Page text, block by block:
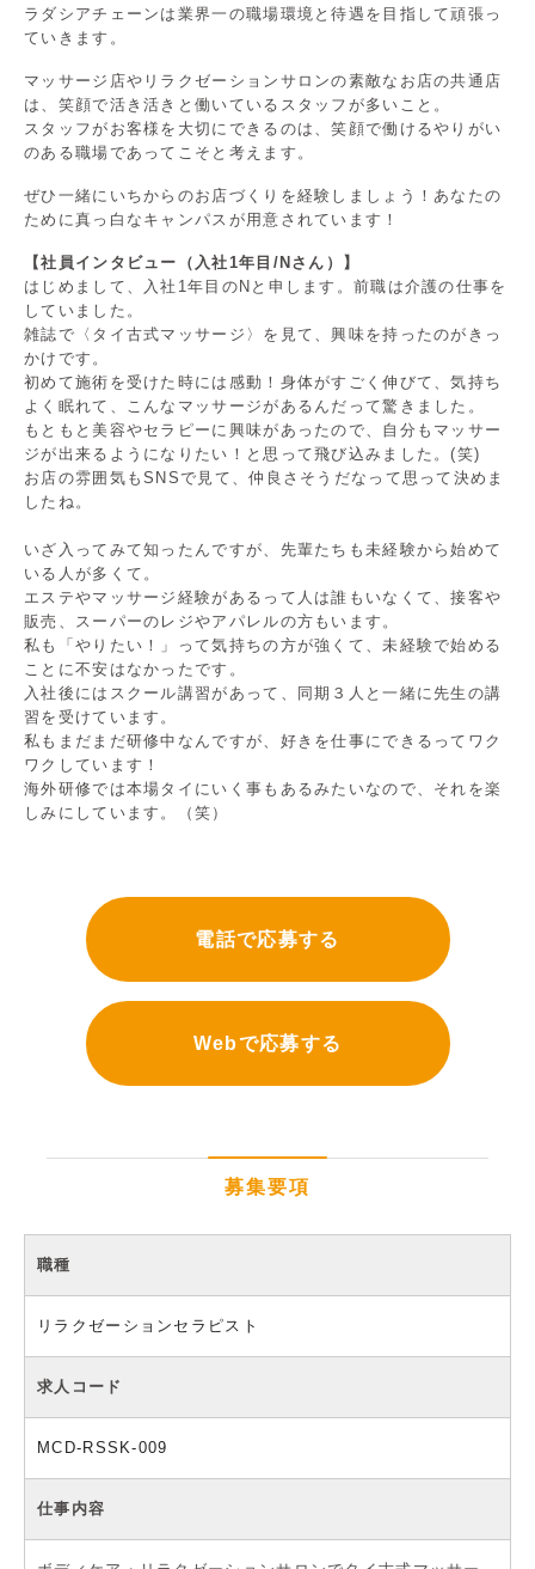
ラダシアチェーンは業界一の職場環境と待遇を目指して頑張っ
ていきます。
マッサージ店やリラクゼーションサロンの素敵なお店の共通店
は、笑顔で活き活きと働いているスタッフが多いこと。
スタッフがお客様を大切にできるのは、笑顔で働けるやりがい
のある職場であってこそと考えます。
ぜひ一緒にいちからのお店づくりを経験しましょう！あなたの
ために真っ白なキャンパスが用意されています！
【社員インタビュー（入社1年目/Nさん）】
はじめまして、入社1年目のNと申します。前職は介護の仕事を
していました。
雑誌で〈タイ古式マッサージ〉を見て、興味を持ったのがきっ
かけです。
初めて施術を受けた時には感動！身体がすごく伸びて、気持ち
よく眠れて、こんなマッサージがあるんだって驚きました。
もともと美容やセラピーに興味があったので、自分もマッサー
ジが出来るようになりたい！と思って飛び込みました。(笑)
お店の雰囲気もSNSで見て、仲良さそうだなって思って決めま
したね。
いざ入ってみて知ったんですが、先輩たちも未経験から始めて
いる人が多くて。
エステやマッサージ経験があるって人は誰もいなくて、接客や
販売、スーパーのレジやアパレルの方もいます。
私も「やりたい！」って気持ちの方が強くて、未経験で始める
ことに不安はなかったです。
入社後にはスクール講習があって、同期３人と一緒に先生の講
習を受けています。
私もまだまだ研修中なんですが、好きを仕事にできるってワク
ワクしています！
海外研修では本場タイにいく事もあるみたいなので、それを楽
しみにしています。（笑）
電話で応募する
Webで応募する
募集要項
職種
リラクゼーションセラピスト
求人コード
MCD-RSSK-009
仕事内容